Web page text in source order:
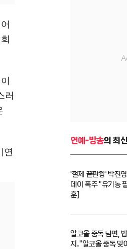
러
연
연예-방송의 최
'절제 끝판왕' 박진
데이 폭주 "유기농
훈]
알코올 중독 남편,
지.."알코올 중독 맞